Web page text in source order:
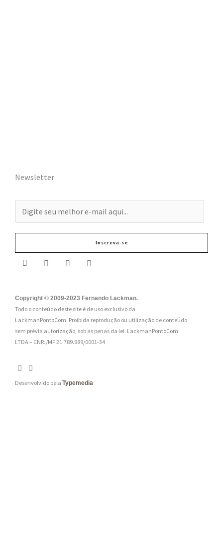
Newsletter
-
a
:
*
Inscreva-se
Copyright © 2009-2023 Fernando Lackman.
Todo o conteúdo deste site é de uso exclusivo da
LackmanPontoCom. Proibida reprodução ou utilização de conteúdo
sem prévia autorização, sob as penas da lei. LackmanPontoCom
LTDA – CNPJ/MF 21.789.989/0001-34
Desenvolvido pela Typemedia